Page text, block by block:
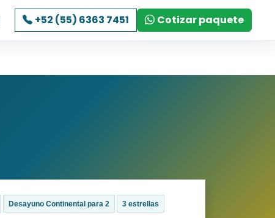
+52 (55) 6363 7451 Cotizar paquete
Desayuno Continental para 2 3 estrellas